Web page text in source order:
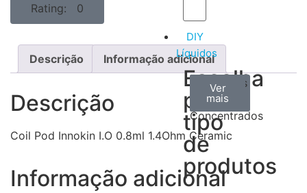
DIY
Líquidos
Escolha
por
tipo
de
produtos
Aromas
Concentrados
Ver
todos
Bases
Ver
mais
Accesorios
Ver
mais
Rating: 0
Descrição Informação adicional
Descrição
Coil Pod Innokin I.O 0.8ml 1.4Ohm Ceramic
Informação adicional